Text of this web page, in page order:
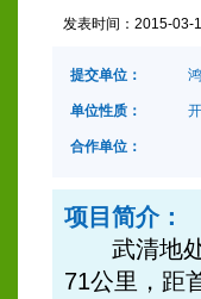
发表时间： 2015-03-
提交单位：
单位性质：
合作单位：
项目简介：
武清地处
71公里，距